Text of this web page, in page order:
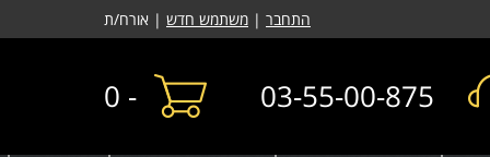
נגישות
אתר
המרכזיהתחבר | משתמש חדש | אורח/ת
03-55-00-875
-
0